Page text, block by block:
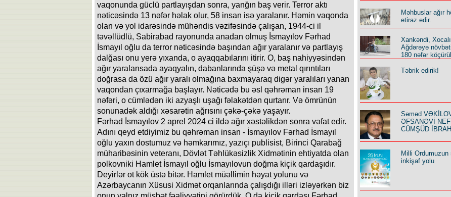
vaqonunda güclü partlayışdan sonra, yanğın baş verir. Terror aktı
nəticəsində 13 nəfər həlak olur, 58 insan isə yaralanır. Həmin vaqonda
olan və yol idarəsində mühəndis vəzifəsində çalışan, 1944-ci il
təvəllüdlü, Sabirabad rayonunda anadan olmuş İsmayılov Fərhad
İsmayıl oğlu da terror nəticəsində başından ağır yaralanır və partlayış
dalğası onu yerə yıxanda, o ayaqqabılarını itirir. O, baş nahiyyəsindən
ağır yaralansada ayaqyalın, dabanlarında şüşə və metal qırıntıları
doğrasa da özü ağır yaralı olmağına baxmayaraq digər yaralıları yanan
vaqondan çıxarmağa başlayır. Nəticədə bu əsl qəhrəman insan 19
nəfəri, o cümlədən iki azyaşlı uşağı fəlakətdən qurtarır. Və ömrünün
sonunadək aldığı xəsarətin ağrısını çəkə-çəkə yaşayır.
Fərhad İsmayılov 2 aprel 2024 ci ildə ağır xəstəlikdən sonra vəfat edir.
Adını qeyd etdiyimiz bu qəhrəman insan - İsmayılov Fərhad İsmayıl
oğlu yaxın dostumuz və həmkarımız, yazıçı publisist, Birinci Qarabağ
müharibəsinin veteranı, Dövlət Təhlükəsizlik Xidmətinin ehtiyatda olan
polkovniki Hamlet İsmayıl oğlu İsmayılovun doğma kiçik qardaşıdır.
Deyirlər ot kök üstə bitər. Hamlet müəllimin həyat yolunu və
Azərbaycanın Xüsusi Xidmət orqanlarında çalışdığı illəri izləyərkən biz
Məhbuslar ağır
etiraz edir.
Xankəndi,
Ağdərəyə
180 nəfər
Təbrik edirik!
Səməd
ƏFSANƏVİ
CÜMŞÜD
Milli Ordumuzun
inkişaf yolu